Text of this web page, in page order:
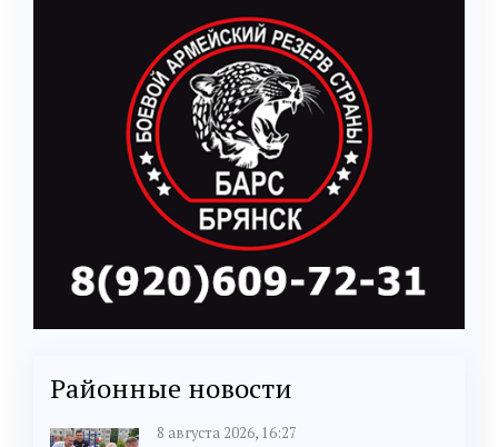
Районные новости
8 августа 2026, 16:27